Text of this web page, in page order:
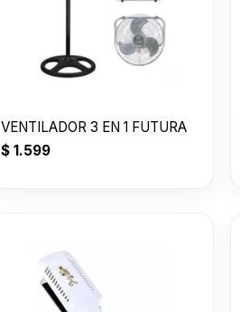
VENTILADOR 3 EN 1 FUTURA
$1.599